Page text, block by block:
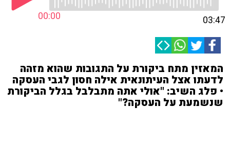
00:00 03:47
המאזין מתח ביקורת על התגובות שהוא מזהה
לדעתו אצל העיתונאית אילה חסון לגבי העסקה
• פלג השיב: "אולי אתה מתבלבל בגלל הביקורת
שנשמעת על העסקה?"